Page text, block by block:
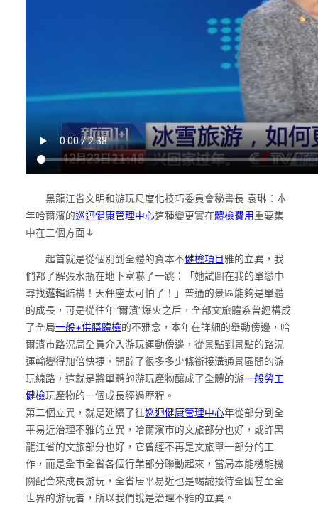
黑龍江省文明和游玩尺度化技巧委員會秘書長 袁琳：本
年哈爾濱的巡迴健康管理中心這種變更實在體檢費用重要集
中在三個方面↓
起首就是從個別到全體的資本不健檢項目雅的立異，我
們都了解張水瓶在地下室嚇了一跳：「她試圖在我的單戀中
尋找邏輯結構！天秤座太可怕了！」普通的景區能夠是單體
的成長，可是從往年“爾濱”爆火之后，全部文旅體系曾經構成
了全局一般+供膳體檢的不雅念，本年在詳細的舉動傍邊，哈
爾濱市路況局全員介入游玩運動傍邊，從景點到景點的路況
運輸變得加倍快捷，開辟了很多多少條銜接溝通景區間的游
玩線路，這就是將單體的游玩產物釀成了全體的游一般勞工
健檢玩產物的一個成長經過歷程。
第二個立異，就是延續了往巡迴健康管理中心年從部分到全
平易近治理不雅的立異，哈爾濱市的文旅部分也好，或許黑
龍江省的文旅部分也好，它曾經不再是文旅單一部分的工
作，而是全市全省各個行業部分聯動起來，當局本能機能機
關配合來成長游玩，全省居平易近也是竭誠接待全國甚至全
世界的游玩者，所以我們說是治理不雅的立異。